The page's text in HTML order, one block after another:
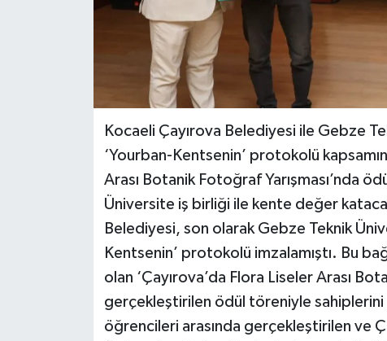
Kocaeli Çayırova Belediyesi ile Gebze
‘Yourban-Kentsenin’ protokolü
Arası Botanik Fotoğraf Yarışması’nda
Üniversite iş birliği ile kente değer
Belediyesi, son olarak Gebze Teknik
Kentsenin’ protokolü imzalamıştı. Bu
olan ‘Çayırova’da Flora Liseler Arası
gerçekleştirilen ödül töreniyle
öğrencileri arasında gerçekleştirilen ve